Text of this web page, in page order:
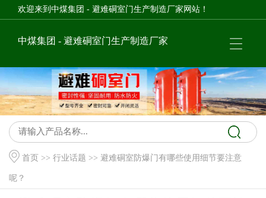
欢迎来到中煤集团 - 避难硐室门生产制造厂家网站！
中煤集团 - 避难硐室门生产制造厂家
首页 >>行业话题 >> 避难硐室防爆门有哪些使用细节要注意
呢？